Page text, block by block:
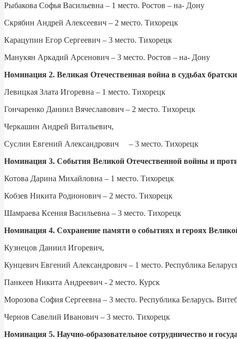
Рыбакова Софья Васильевна – 1 место. Ростов – на- Дону
Скрябин Андрей Алексеевич – 2 место. Тихорецк
Карацупин Егор Сергеевич – 3 место. Тихорецк
Манукян Аркадий Арсенович – 3 место. Ростов – на- Дону
Номинация 2. Великая Отечественная война в судьбах
Левицкая Злата Игоревна – 1 место. Тихорецк
Гончаренко Даниил Вячеславович – 2 место. Тихорецк
Черкашин Андрей Витальевич,
Суслин Евгений Александрович – 3 место. Тихорецк
Номинация 3. События Великой Отечественной войны и
Котова Дарина Михайловна – 1 место. Тихорецк
Кобзев Никита Родионович – 2 место. Тихорецк
Шамраева Ксения Васильевна – 3 место. Тихорецк
Номинация 4. Сохранение памяти о событиях и героях
Кузнецов Даниил Игоревич,
Кунцевич Евгений Александрович – 1 место. Республика
Панкеев Никита Андреевич - 2 место. Курск
Морозова София Сергеевна – 3 место. Республика Беларусь.
Чернов Савелий Иванович – 3 место. Тихорецк
Номинация 5. Научно-образовательное сотрудничество и